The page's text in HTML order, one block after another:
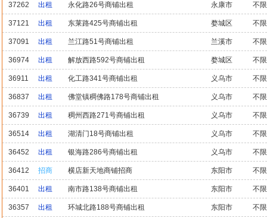
37262 出租 永化路26号商铺出租 永康市 不限
37121 出租 东莱路425号商铺出租 婺城区 不限
37091 出租 兰江路51号商铺出租 兰溪市 不限
36974 出租 解放西路592号商铺出租 婺城区 不限
36911 出租 化工路341号商铺出租 义乌市 不限
36837 出租 佛堂镇稠佛路178号商铺出租 义乌市 不限
36739 出租 稠州西路271号商铺出租 义乌市 不限
36514 出租 湖清门18号商铺出租 义乌市 不限
36452 出租 银海路286号商铺出租 义乌市 不限
36412 招商 横店新天地商铺招商 东阳市 不限
36401 出租 南市路138号商铺出租 东阳市 不限
36357 出租 环城北路188号商铺出租 东阳市 不限